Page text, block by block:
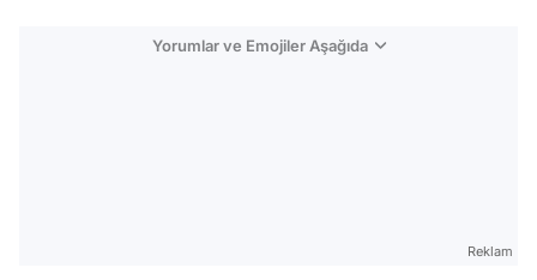
Yorumlar ve Emojiler Aşağıda
Reklam